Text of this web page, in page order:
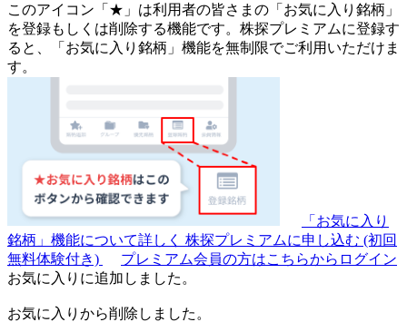
このアイコン 「★」 は利用者の皆さまの 「お気に入り銘柄」
を登録もしくは削除する機能です。 株探プレミアムに登録す
ると、「お気に入り銘柄」機能を無制限でご利用いただけま
す。
「お気に入り
銘柄」機能について詳しく 株探プレミアムに申し込む (初回
無料体験付き)
プレミアム会員の方はこちらからログイン
お気に入りに追加しました。
お気に入りから削除しました。